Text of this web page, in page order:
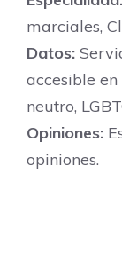
marciales,
Datos:
accesible
neutro,
Opiniones:
opiniones.